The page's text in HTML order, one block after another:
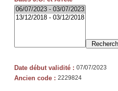
Date début validité : 07/07/2023
Ancien code : 2229824